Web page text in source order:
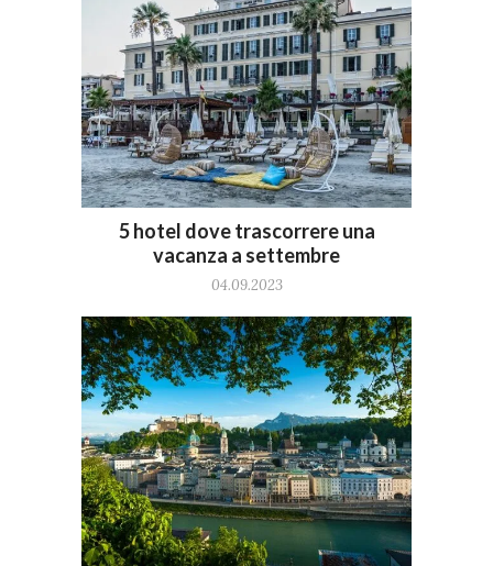
5 hotel dove trascorrere una
vacanza a settembre
04.09.2023